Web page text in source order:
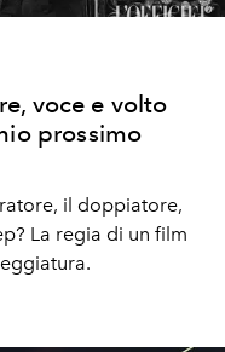
voce e volto
prossimo
il doppiatore,
La regia di un film